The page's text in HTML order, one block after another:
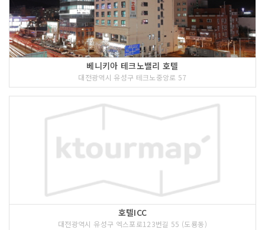
베니키아 테크노밸리 호텔
대전광역시 유성구 테크노중앙로 57
호텔ICC
대전광역시 유성구 엑스포로123번길 55 (도룡동)